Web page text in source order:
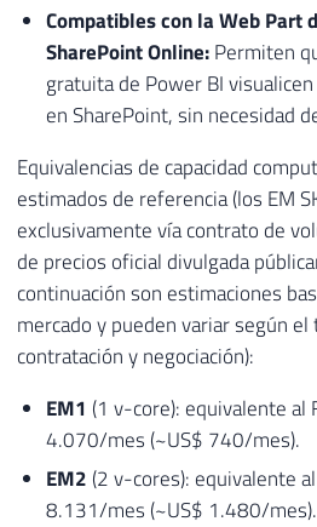
Compatibles con la Web Part
SharePoint Online:Permiten
gratuita de Power BI
en SharePoint, sin necesidad
Equivalencias de capacidad
estimados de referencia (los EM
exclusivamente vía contrato de
de precios oficial divulgada
continuación son estimaciones
mercado y pueden variar según
contratación y negociación):
EM1 (1 v-core): equivalente al
4.070/mes (~US$ 740/mes).
EM2 (2 v-cores): equivalente
8.131/mes (~US$ 1.480/mes).